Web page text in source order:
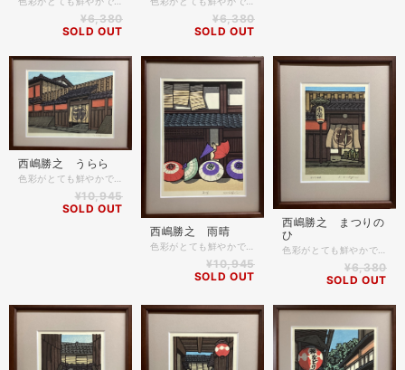
¥6,380
SOLD OUT
¥6,380
SOLD OUT
西嶋勝之 うらら
¥10,945
SOLD OUT
西嶋勝之 雨晴
¥10,945
SOLD OUT
西嶋勝之 まつりの
ひ
¥6,380
SOLD OUT